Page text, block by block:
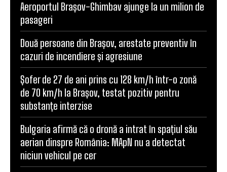
Aeroportul Brașov-Ghimbav ajunge la un milion de
pasageri
Două persoane din Brașov, arestate preventiv în
cazuri de incendiere și agresiune
Șofer de 27 de ani prins cu 128 km/h într-o zonă
de 70 km/h la Brașov, testat pozitiv pentru
substanțe interzise
Bulgaria afirmă că o dronă a intrat în spațiul său
aerian dinspre România: MApN nu a detectat
niciun vehicul pe cer